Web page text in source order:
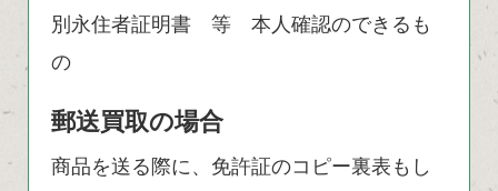
別永住者証明書 等 本人確認のできるも
の
郵送買取の場合
商品を送る際に、免許証のコピー裏表もし